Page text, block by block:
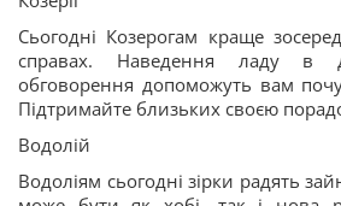
Сьогодні Козерогам краще
справах. Наведення ладу в
обговорення допоможуть вам
Підтримайте близьких своєю
Водолій
Водоліям сьогодні зірки радять